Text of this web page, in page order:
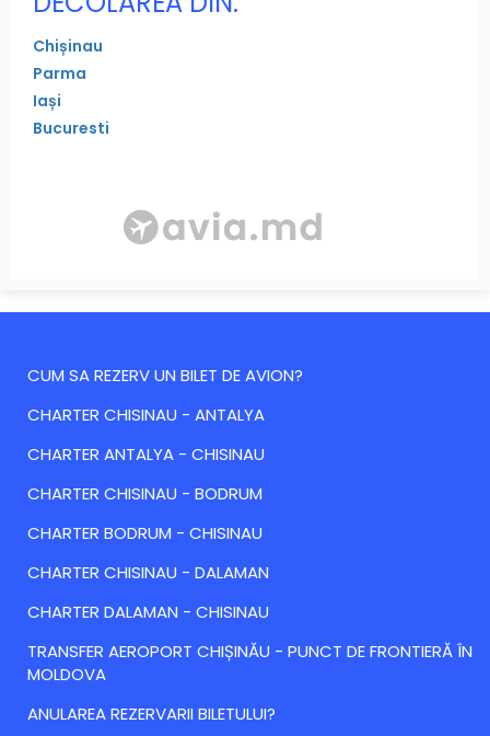
Chișinau
Parma
Iași
Bucuresti
CUM SA REZERV UN BILET DE AVION?
CHARTER CHISINAU - ANTALYA
CHARTER ANTALYA - CHISINAU
CHARTER CHISINAU - BODRUM
CHARTER BODRUM - CHISINAU
CHARTER CHISINAU - DALAMAN
CHARTER DALAMAN - CHISINAU
TRANSFER AEROPORT CHIȘINĂU - PUNCT DE FRONTIERĂ ÎN
MOLDOVA
ANULAREA REZERVARII BILETULUI?